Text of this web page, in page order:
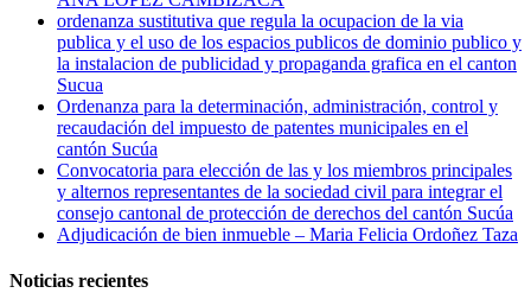
ordenanza sustitutiva que regula la ocupacion de la via
publica y el uso de los espacios publicos de dominio publico y
la instalacion de publicidad y propaganda grafica en el canton
Sucua
Ordenanza para la determinación, administración, control y
recaudación del impuesto de patentes municipales en el
cantón Sucúa
Convocatoria para elección de las y los miembros principales
y alternos representantes de la sociedad civil para integrar el
consejo cantonal de protección de derechos del cantón Sucúa
Adjudicación de bien inmueble – Maria Felicia Ordoñez Taza
Noticias recientes